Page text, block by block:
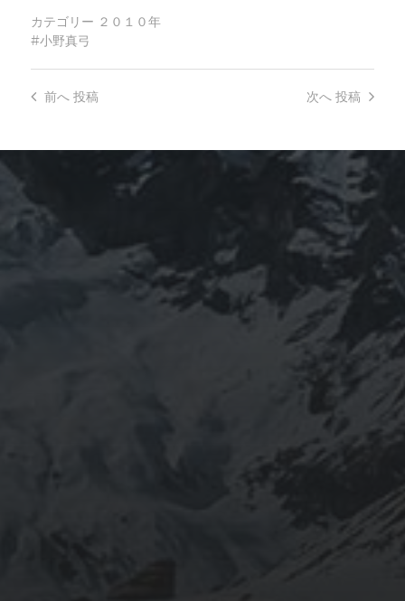
カテゴリー ２０１０年
小野真弓
次へ 投稿
前へ投稿